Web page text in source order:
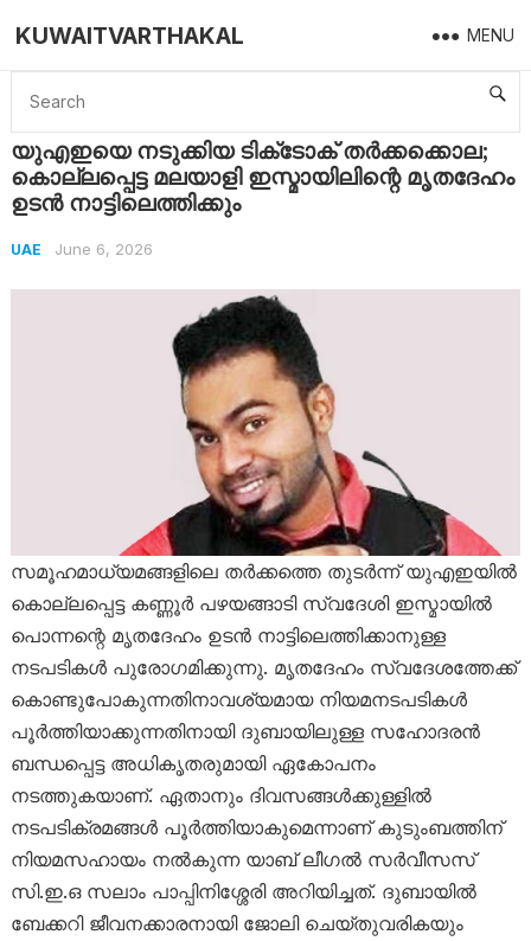
KUWAITVARTHAKAL MENU
Home UAE യുഎഇയെ നടുക്കിയ ടിക്‌ടോക് തർക്കക്കൊല; കൊല്ലപ്പെട്ട മലയാളി ഇസ്മായിലിന്റെ മൃതദേഹം ഉടൻ നാട്ടിലെത്തിക്കും
യുഎഇയെ നടുക്കിയ ടിക്‌ടോക് തർക്കക്കൊല;
കൊല്ലപ്പെട്ട മലയാളി ഇസ്മായിലിന്റെ മൃതദേഹം
ഉടൻ നാട്ടിലെത്തിക്കും
UAE June 6, 2026
സമൂഹമാധ്യമങ്ങളിലെ തർക്കത്തെ തുടർന്ന് യുഎഇയിൽ
കൊല്ലപ്പെട്ട കണ്ണൂർ പഴയങ്ങാടി സ്വദേശി ഇസ്മായിൽ
പൊന്നന്റെ മൃതദേഹം ഉടൻ നാട്ടിലെത്തിക്കാനുള്ള
നടപടികൾ പുരോഗമിക്കുന്നു. മൃതദേഹം സ്വദേശത്തേക്ക്
കൊണ്ടുപോകുന്നതിനാവശ്യമായ നിയമനടപടികൾ
പൂർത്തിയാക്കുന്നതിനായി ദുബായിലുള്ള സഹോദരൻ
ബന്ധപ്പെട്ട അധികൃതരുമായി ഏകോപനം
നടത്തുകയാണ്. ഏതാനും ദിവസങ്ങൾക്കുള്ളിൽ
നടപടിക്രമങ്ങൾ പൂർത്തിയാകുമെന്നാണ് കുടുംബത്തിന്
നിയമസഹായം നൽകുന്ന യാബ് ലീഗൽ സർവീസസ്
സി.ഇ.ഒ സലാം പാപ്പിനിശ്ശേരി അറിയിച്ചത്. ദുബായിൽ
ബേക്കറി ജീവനക്കാരനായി ജോലി ചെയ്തുവരികയും